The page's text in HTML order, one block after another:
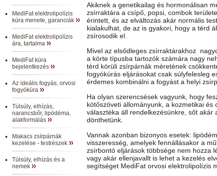
MediFat elektrolipolízis
kúra menete, garanciák
MediFat elektrolipolízis
ára, tartalma
MediFat kúra
bejelentkezés
Az ideális fogyás, orvosi
fogyókúra
Túlsúly, elhízás,
narancsbőr, lipödéma,
alakformálás
Makacs zsírpárnák
kezelése - testrészek
Túlsúly, elhízás és a
nemek
Akiknek a genetikailag és hormonálisan
zsírraktára a csípő, popsi, combok
érintett, és az elváltozás akár normális
kialakulhat, de az is gyakori, hogy a térd
zsírosodik el.
Mivel az elsődleges zsírraktárakhoz
a körte típusba tartozók számára nagy
térd körüli zsírpárnák méretének
fogyókúrás eljárásokat csak súlyfelesleg
érdemes kombinálni a fogyást a helyi
Ha olyan szerencsések vagyunk, hogy
kötőszöveti állományunk, a kozmetikai
választéka áll rendelkezésünkre, sőt akár
dönthetünk.
Vannak azonban bizonyos esetek:
visszeresség, amelyek fennállásakor a
zsírbontó eljárások többsége nem hozza
vagy akár ellenjavallt is lehet a kezelés
segítséget MediFat orvosi elektrolipolízis